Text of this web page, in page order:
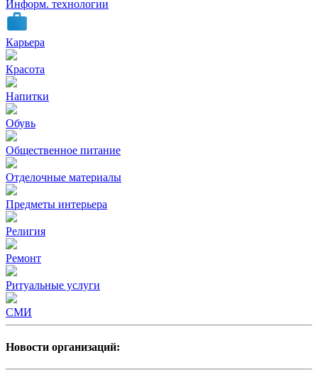
Информ. технологии
Карьера
Красота
Напитки
Обувь
Общественное питание
Отделочные материалы
Предметы интерьера
Религия
Ремонт
Ритуальные услуги
СМИ
Новости организаций: